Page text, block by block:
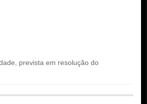
prevista em resolução do